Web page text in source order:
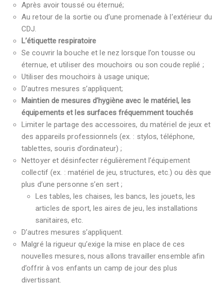
Après avoir toussé ou éternué;
Au retour de la sortie ou d’une promenade à l’extérieur du
CDJ.
L’étiquette respiratoire
Se couvrir la bouche et le nez lorsque l’on tousse ou
éternue, et utiliser des mouchoirs ou son coude replié ;
Utiliser des mouchoirs à usage unique;
D’autres mesures s’appliquent;
Maintien de mesures d’hygiène avec le matériel, les
équipements et les surfaces fréquemment touchés
Limiter le partage des accessoires, du matériel de jeux et
des appareils professionnels (ex. : stylos, téléphone,
tablettes, souris d’ordinateur) ;
Nettoyer et désinfecter régulièrement l’équipement
collectif (ex. : matériel de jeu, structures, etc.) ou dès que
plus d’une personne s’en sert ;
Les tables, les chaises, les bancs, les jouets, les
articles de sport, les aires de jeu, les installations
sanitaires, etc.
D’autres mesures s’appliquent.
Malgré la rigueur qu’exige la mise en place de ces
nouvelles mesures, nous allons travailler ensemble afin
d’offrir à vos enfants un camp de jour des plus
divertissant.